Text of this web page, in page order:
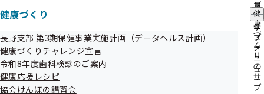
ブ
メ
ニ
ュ
ー
員
の
サ
ブ
メ
ニ
ュ
ー
健康づくり
健
康
づ
く
り
の
サ
ブ
長野支部 第3期保健事業実施計画（データヘルス計画）
健康づくりチャレンジ宣言
令和8年度歯科検診のご案内
健康応援レシピ
協会けんぽの講習会
ジェネリック医薬品